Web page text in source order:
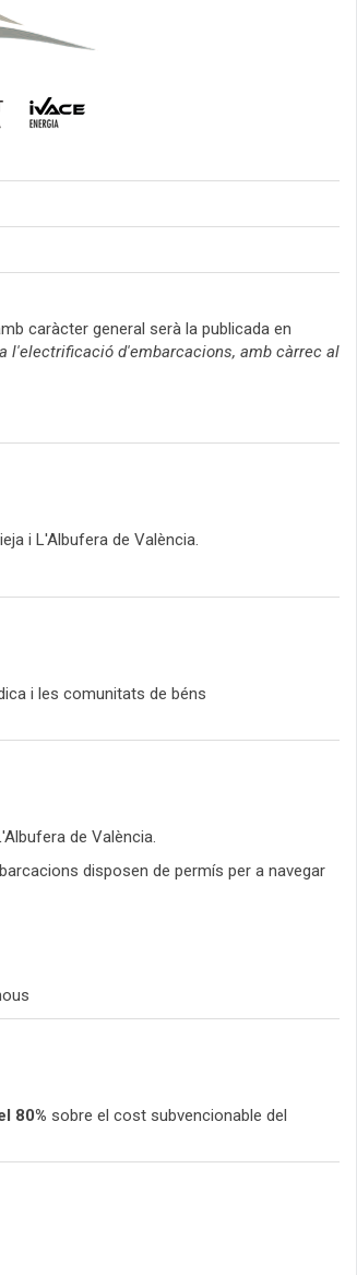
caràcter general serà la publicada en
l'electrificació d'embarcacions, amb càrrec al
i L'Albufera de València.
i les comunitats de béns
de València.
disposen de permís per a navegar
80% sobre el cost subvencionable del